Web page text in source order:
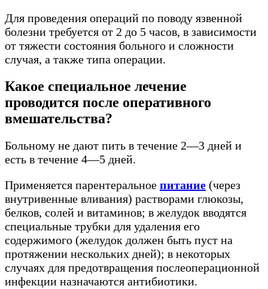
Для проведения операций по поводу язвенной
болезни требуется от 2 до 5 часов, в зависимости
от тяжести состояния больного и сложности
случая, а также типа операции.
Какое специальное лечение
проводится после оперативного
вмешательства?
Больному не дают пить в течение 2—3 дней и
есть в течение 4—5 дней.
Применяется парентеральное питание (через
внутривенные вливания) растворами глюкозы,
белков, солей и витаминов; в желудок вводятся
специальные трубки для удаления его
содержимого (желудок должен быть пуст на
протяжении нескольких дней); в некоторых
случаях для предотвращения послеоперационной
инфекции назначаются антибиотики.